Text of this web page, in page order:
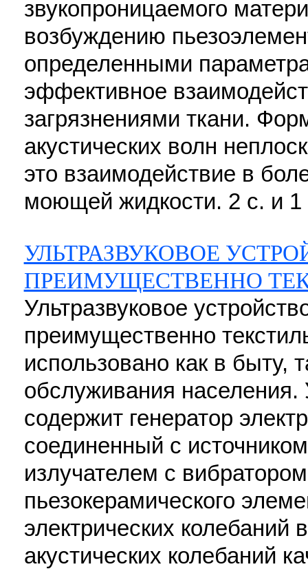
звукопроницаемого
возбуждению
определенными
эффективное
загрязнениями ткани.
акустических волн
это взаимодействие в
моющей жидкости. 2 с. и
УЛЬТРАЗВУКОВОЕ
ПРЕИМУЩЕСТВЕННО
Ультразвуковое
преимущественно
использовано как в быту,
обслуживания населения.
содержит генератор
соединенный с
излучателем с
пьезокерамического
электрических колебаний
акустических колебаний